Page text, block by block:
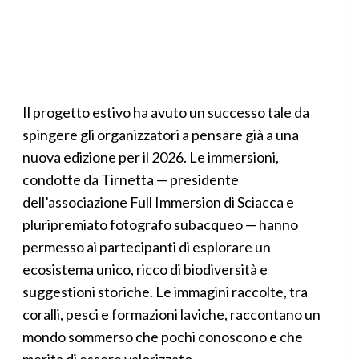
Il progetto estivo ha avuto un successo tale da
spingere gli organizzatori a pensare già a una
nuova edizione per il 2026. Le immersioni,
condotte da Tirnetta — presidente
dell’associazione Full Immersion di Sciacca e
pluripremiato fotografo subacqueo — hanno
permesso ai partecipanti di esplorare un
ecosistema unico, ricco di biodiversità e
suggestioni storiche. Le immagini raccolte, tra
coralli, pesci e formazioni laviche, raccontano un
mondo sommerso che pochi conoscono e che